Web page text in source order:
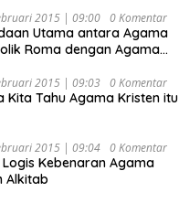
Nasional dan
Sosial dalam Menata
Indonesia Emas 2045”,
2015 | 09:00 0 Komentar
Utama antara Agama
Roma dengan Agama
2015 | 09:03 0 Komentar
Kita Tahu Agama Kristen itu
2015 | 09:04 0 Komentar
Kebenaran Agama
Alkitab